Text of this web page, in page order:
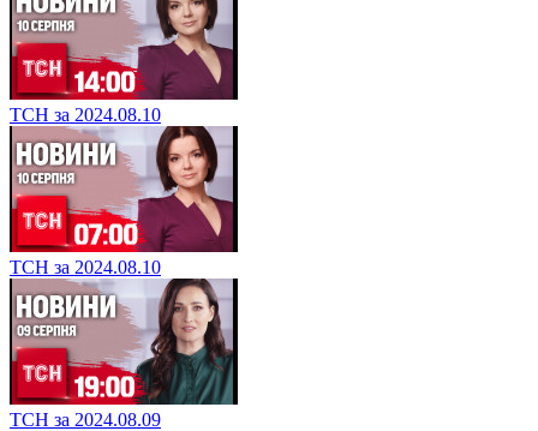
ТСН за 2024.08.10
ТСН за 2024.08.10
ТСН за 2024.08.09